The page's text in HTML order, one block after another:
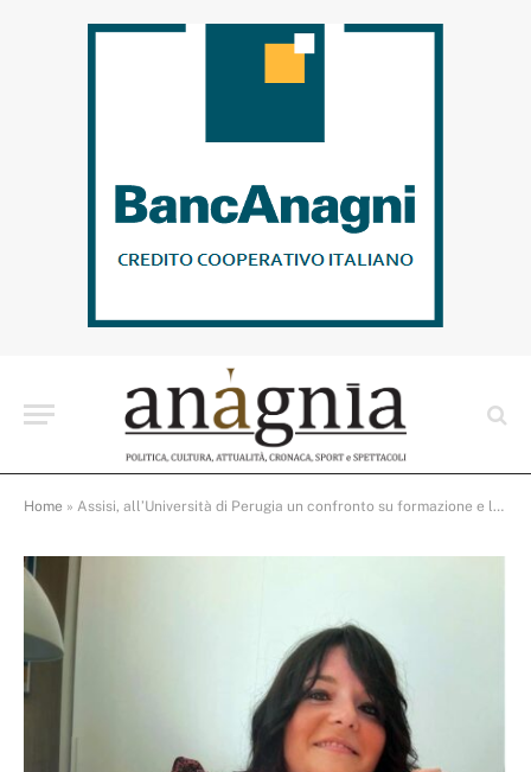
Home » Assisi, all’Università di Perugia un confronto su formazione e leadership nel segno di Mario Draghi